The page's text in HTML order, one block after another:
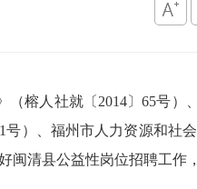
榕人社就〔2014〕65号）
）、福州市人力资源和社
闽清县公益性岗位招聘工作